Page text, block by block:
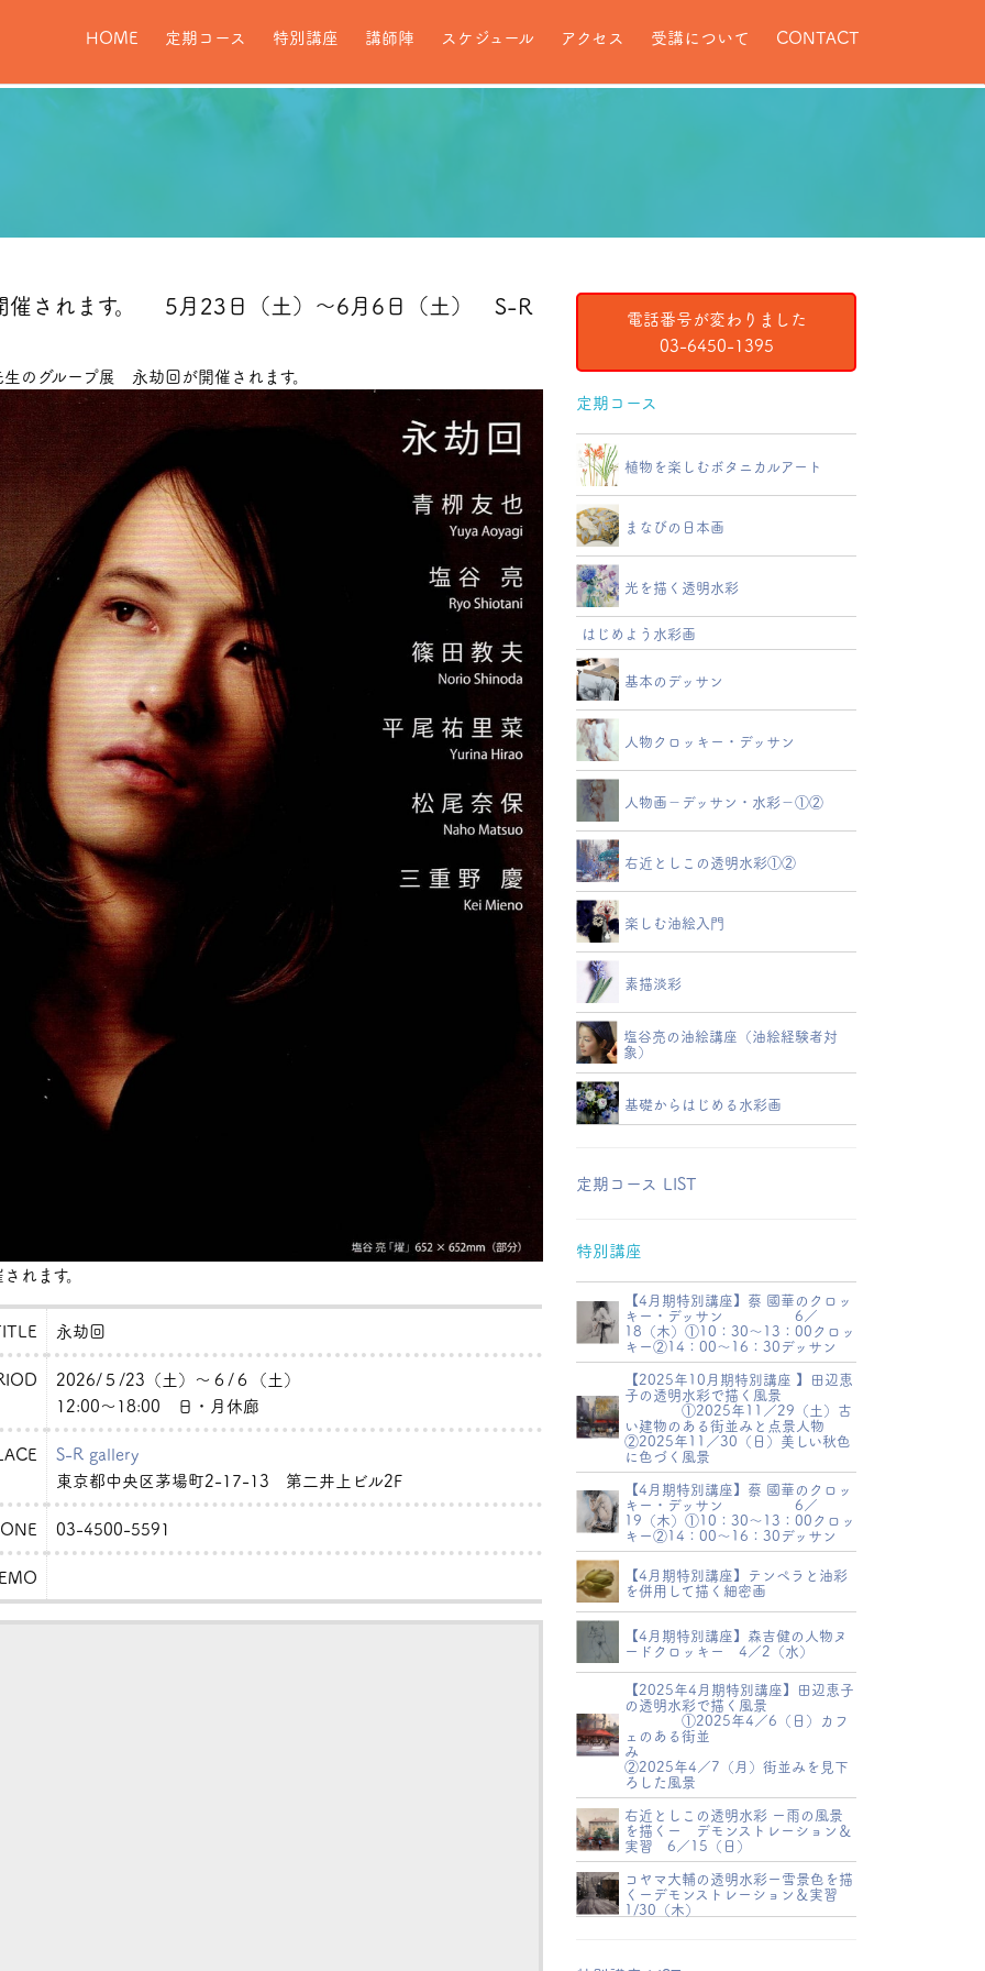
HOME 定期コース 特別講座 講師陣 スケジュール アクセス 受講について CONTACT
されます。 5月23日（土）〜6月6日（土） S-R
のグループ展 永劫回が開催されます。
ます。
永劫回
2026/５/23（土）〜６/６（土）
12:00〜18:00 日・月休廊
S-R gallery
東京都中央区茅場町2-17-13 第二井上ビル2F
03-4500-5591
電話番号が変わりました
03-6450-1395
定期コース
植物を楽しむボタニカルアート
まなびの日本画
光を描く透明水彩
はじめよう水彩画
基本のデッサン
人物クロッキー・デッサン
人物画－デッサン・水彩－①②
右近としこの透明水彩①②
楽しむ油絵入門
素描淡彩
塩谷亮の油絵講座（油絵経験者対
象）
基礎からはじめる水彩画
定期コース LIST
特別講座
【4月期特別講座】蔡 國華のクロッ
キー・デッサン 6／
18（木）①10：30～13：00クロッ
キー②14：00～16：30デッサン
【2025年10月期特別講座 】田辺恵
子の透明水彩で描く風景
①2025年11／29（土）古
い建物のある街並みと点景人物
②2025年11／30（日）美しい秋色
に色づく風景
【4月期特別講座】蔡 國華のクロッ
キー・デッサン 6／
19（木）①10：30～13：00クロッ
キー②14：00～16：30デッサン
【4月期特別講座】テンペラと油彩
を併用して描く細密画
【4月期特別講座】森吉健の人物ヌ
ードクロッキー 4／2（水）
【2025年4月期特別講座】田辺恵子
の透明水彩で描く風景
①2025年4／6（日）カフ
ェのある街並
み
②2025年4／7（月）街並みを見下
ろした風景
右近としこの透明水彩 ー雨の風景
を描くー デモンストレーション＆
実習 6／15（日）
コヤマ大輔の透明水彩ー雪景色を描
くーデモンストレーション＆実習
1/30（木）